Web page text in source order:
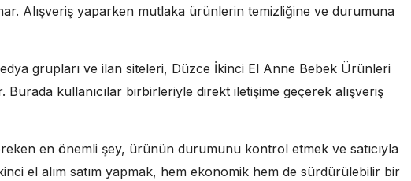
Alışveriş yaparken mutlaka ürünlerin temizliğine ve durumuna
grupları ve ilan siteleri, Düzce İkinci El Anne Bebek Ürünleri
kullanıcılar birbirleriyle direkt iletişime geçerek alışveriş
en önemli şey, ürünün durumunu kontrol etmek ve satıcıyla
el alım satım yapmak, hem ekonomik hem de sürdürülebilir bir